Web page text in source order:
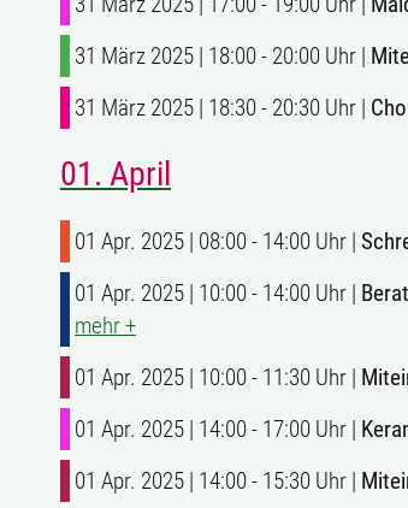
31 März 2025 | 18:00 - 20:00 Uhr |
31 März 2025 | 18:30 - 20:30 Uhr |
01. April
01 Apr. 2025 | 08:00 - 14:00 Uhr |
01 Apr. 2025 | 10:00 - 14:00 Uhr |
mehr +
01 Apr. 2025 | 10:00 - 11:30 Uhr |
01 Apr. 2025 | 14:00 - 17:00 Uhr |
01 Apr. 2025 | 14:00 - 15:30 Uhr |